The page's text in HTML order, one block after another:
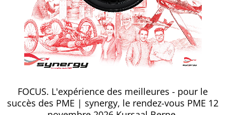
FOCUS. L'expérience des meilleures - pour le
succès des PME | synergy, le rendez-vous PME 12